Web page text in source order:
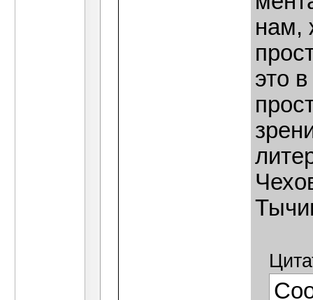
нам,
это